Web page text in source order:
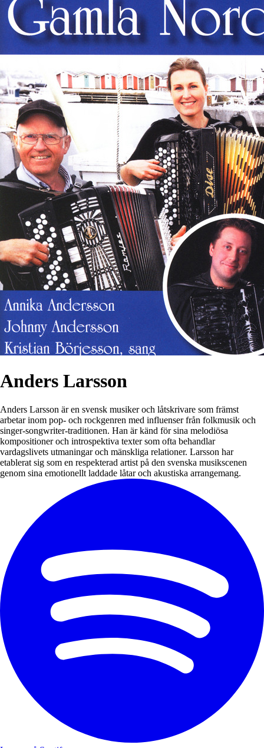
Anders Larsson
Anders Larsson är en svensk musiker och låtskrivare som främst
arbetar inom pop- och rockgenren med influenser från folkmusik och
singer-songwriter-traditionen. Han är känd för sina melodiösa
kompositioner och introspektiva texter som ofta behandlar
vardagslivets utmaningar och mänskliga relationer. Larsson har
etablerat sig som en respekterad artist på den svenska musikscenen
genom sina emotionellt laddade låtar och akustiska arrangemang.